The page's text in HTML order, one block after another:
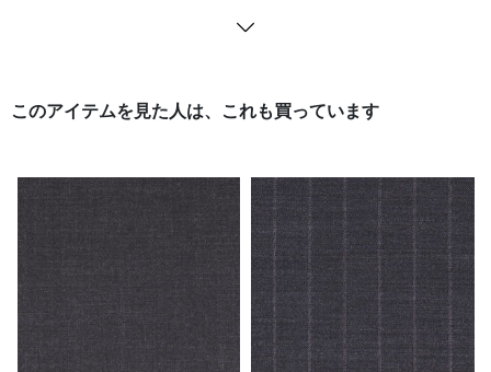
このアイテムを見た人は、これも買っています